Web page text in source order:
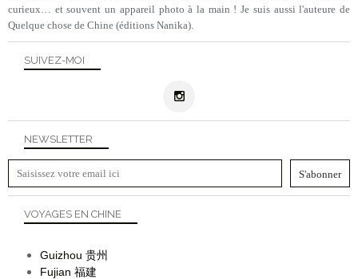
NEWSLETTER
SUIVEZ-MOI
curieux… et souvent un appareil photo à la main ! Je suis aussi l'auteure de
Quelque chose de Chine (éditions Nanika).
VOYAGES EN CHINE
Guizhou 贵州
Fujian 福建